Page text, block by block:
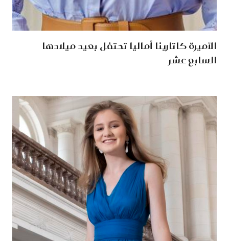
الأميرة كاتارينا أماليا تحتفل بعيد ميلادها
السابع عشر